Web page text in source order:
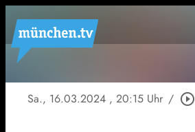
Sa., 16.03.2024 , 20:15 Uhr / play_circle_outline